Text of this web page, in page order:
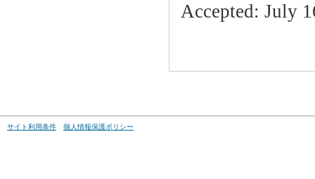
Accepted: July
サイト利用条件 個人情報保護ポリシー